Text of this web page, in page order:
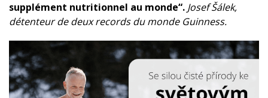
supplément nutritionnel au monde“. Josef Šálek,
détenteur de deux records du monde Guinness.